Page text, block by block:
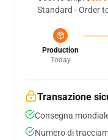
Standard - Order
Production
Today
Transazione
Consegna
Numero di